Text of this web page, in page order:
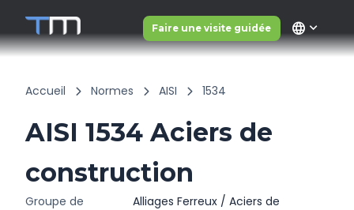
Faire une visite guidée language
Accueil Normes AISI 1534
AISI 1534 Aciers de
construction
Groupe de
Alliages Ferreux / Aciers de